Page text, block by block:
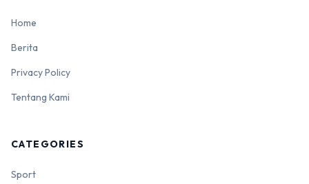
Home
Berita
Privacy Policy
Tentang Kami
CATEGORIES
Sport